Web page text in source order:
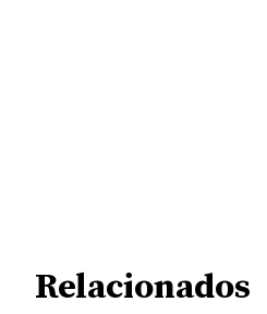
Relacionados